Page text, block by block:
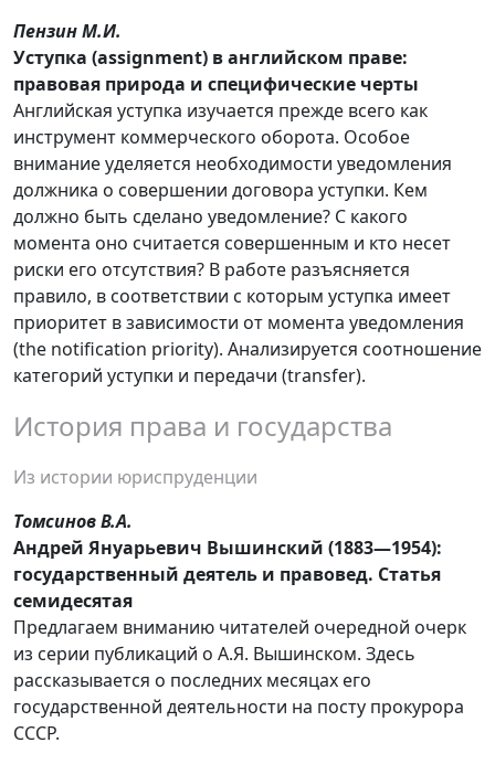
Пензин М.И.
Уступка (assignment) в английском праве:
правовая природа и специфические черты
Английская уступка изучается прежде всего как
инструмент коммерческого оборота. Особое
внимание уделяется необходимости уведомления
должника о совершении договора уступки. Кем
должно быть сделано уведомление? С какого
момента оно считается совершенным и кто несет
риски его отсутствия? В работе разъясняется
правило, в соответствии с которым уступка имеет
приоритет в зависимости от момента уведомления
(the notification priority). Анализируется соотношение
категорий уступки и передачи (transfer).
История права и государства
Из истории юриспруденции
ТомсиновВ.А.
Андрей Януарьевич Вышинский (1883—1954):
государственный деятель и правовед. Статья
семидесятая
Предлагаем вниманию читателей очередной очерк
из серии публикаций о А.Я. Вышинском. Здесь
рассказывается о последних месяцах его
государственной деятельности на посту прокурора
СССР.